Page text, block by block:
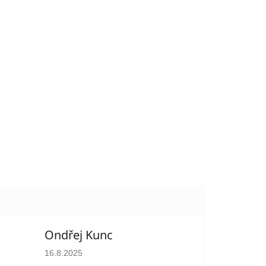
Ondřej Kunc
Hodnocení obchodu je 5 z 5 hvězdiček.
16.8.2025